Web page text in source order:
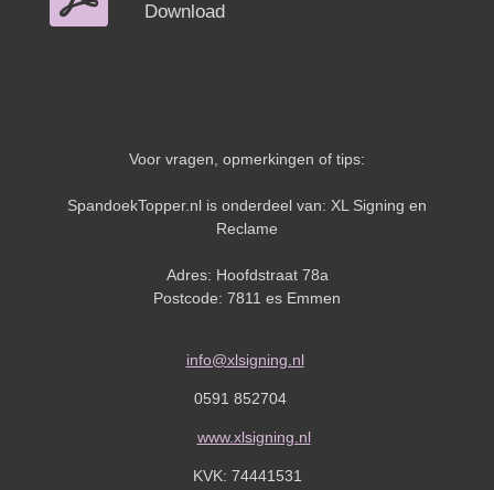
Download
Voor vragen, opmerkingen of tips:
SpandoekTopper.nl is onderdeel van: XL Signing en
Reclame
Adres: Hoofdstraat 78a
Postcode: 7811 es Emmen
info@xlsigning.nl
0591 852704
www.xlsigning.nl
KVK: 74441531